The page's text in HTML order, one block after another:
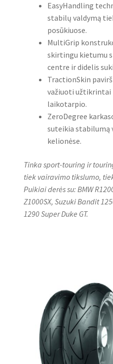
EasyHandling
stabilų valdymą
posūkiuose.
MultiGrip
skirtingu kietumu
centre ir didelis
TractionSkin
važiuoti užtikrintai
laikotarpio.
ZeroDegree
suteikia stabilumą
kelionėse.
Tinka sport-touring ir
tiek vairavimo tikslumo,
Puikiai derės su: BMW
Z1000SX, Suzuki Bandit
1290 Super Duke GT.